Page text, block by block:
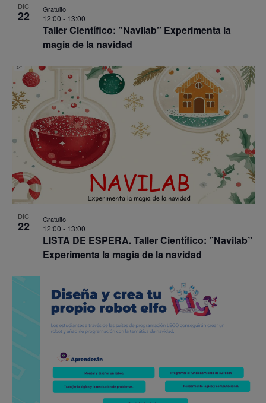
DIC
22
Taller Científico: ”Navilab” Experimenta la
magia de la navidad
12:00 - 13:00
Gratuito
DIC
22
LISTA DE ESPERA. Taller Científico: ”Navilab”
Experimenta la magia de la navidad
12:00 - 13:00
Gratuito